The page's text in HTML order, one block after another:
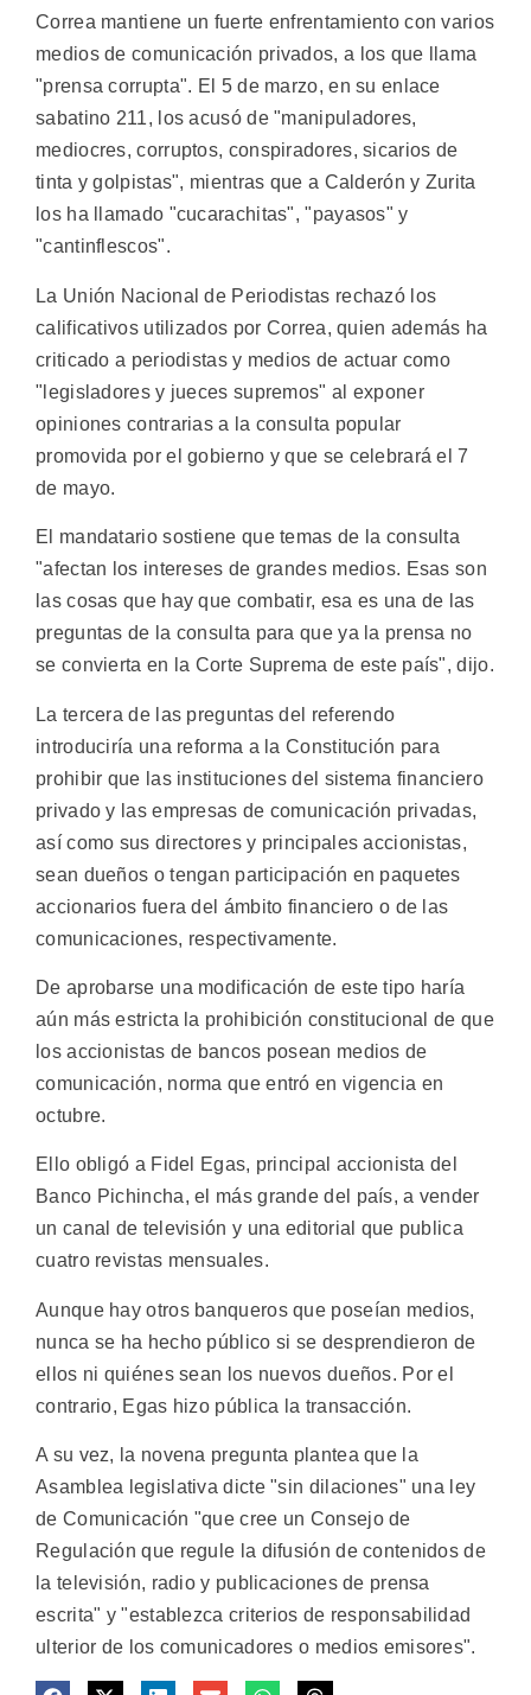
Correa mantiene un fuerte enfrentamiento con varios
medios de comunicación privados, a los que llama
"prensa corrupta". El 5 de marzo, en su enlace
sabatino 211, los acusó de "manipuladores,
mediocres, corruptos, conspiradores, sicarios de
tinta y golpistas", mientras que a Calderón y Zurita
los ha llamado "cucarachitas", "payasos" y
"cantinflescos".
La Unión Nacional de Periodistas rechazó los
calificativos utilizados por Correa, quien además ha
criticado a periodistas y medios de actuar como
"legisladores y jueces supremos" al exponer
opiniones contrarias a la consulta popular
promovida por el gobierno y que se celebrará el 7
de mayo.
El mandatario sostiene que temas de la consulta
"afectan los intereses de grandes medios. Esas son
las cosas que hay que combatir, esa es una de las
preguntas de la consulta para que ya la prensa no
se convierta en la Corte Suprema de este país", dijo.
La tercera de las preguntas del referendo
introduciría una reforma a la Constitución para
prohibir que las instituciones del sistema financiero
privado y las empresas de comunicación privadas,
así como sus directores y principales accionistas,
sean dueños o tengan participación en paquetes
accionarios fuera del ámbito financiero o de las
comunicaciones, respectivamente.
De aprobarse una modificación de este tipo haría
aún más estricta la prohibición constitucional de que
los accionistas de bancos posean medios de
comunicación, norma que entró en vigencia en
octubre.
Ello obligó a Fidel Egas, principal accionista del
Banco Pichincha, el más grande del país, a vender
un canal de televisión y una editorial que publica
cuatro revistas mensuales.
Aunque hay otros banqueros que poseían medios,
nunca se ha hecho público si se desprendieron de
ellos ni quiénes sean los nuevos dueños. Por el
contrario, Egas hizo pública la transacción.
A su vez, la novena pregunta plantea que la
Asamblea legislativa dicte "sin dilaciones" una ley
de Comunicación "que cree un Consejo de
Regulación que regule la difusión de contenidos de
la televisión, radio y publicaciones de prensa
escrita" y "establezca criterios de responsabilidad
ulterior de los comunicadores o medios emisores".